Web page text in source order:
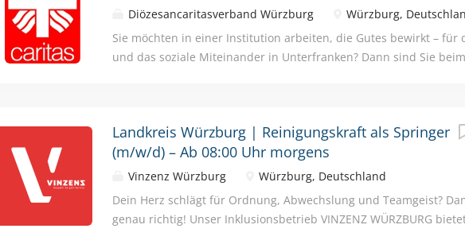
Diözesancaritasverband Würzburg
Würzburg,
Sie möchten in einer Institution arbeiten, die Gutes bewirkt – für
und das soziale Miteinander in Unterfranken? Dann sind Sie
unserer Geschäftsstelle in Würzburg suchen wir zum
eine(n) Mitarbeiter (m/w/d) Personalmarketing & Ausbildung 07/
39 Wochenstunden. Zu Ihren Aufgaben gehört: • Entwicklung
Arbeitgebermarke Caritas • Aufbau neuer und
Social-Media-Kanäle • Entwicklung und Steuerung innovativer
Landkreis Würzburg | Reinigungskraft als Springer
(m/w/d) – Ab 08:00 Uhr morgens
Vinzenz Würzburg
Würzburg, Deutschland
Dein Herz schlägt für Ordnung, Abwechslung und Teamgeist?
genau richtig! Unser Inklusionsbetrieb VINZENZ WÜRZBURG